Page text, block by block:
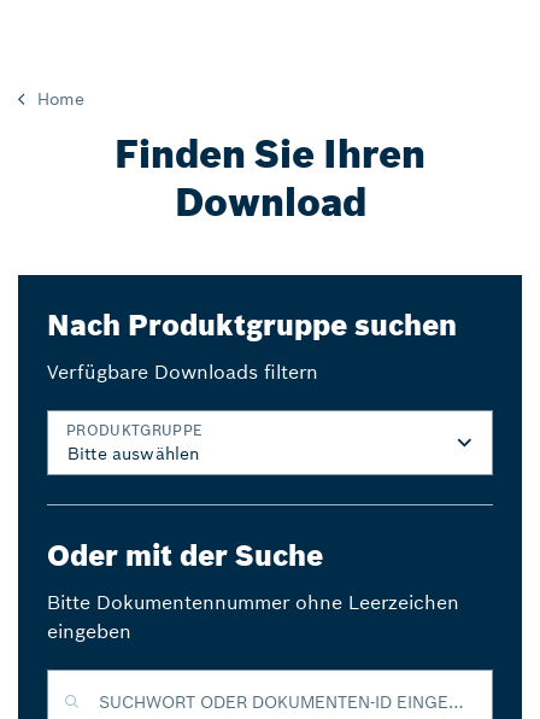
Home
Finden Sie Ihren
Download
Nach Produktgruppe suchen
Verfügbare Downloads filtern
PRODUKTGRUPPE
Oder mit der Suche
Bitte Dokumentennummer ohne Leerzeichen
eingeben
SUCHWORT ODER DOKUMENTEN-ID EINGEBEN